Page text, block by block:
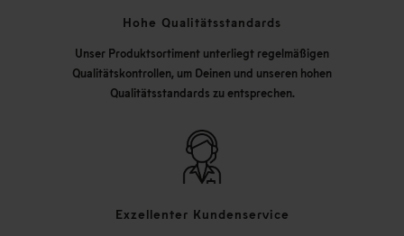
Hohe Qualitätsstandards
Unser Produktsortiment unterliegt regelmäßigen
Qualitätskontrollen, um Deinen und unseren hohen
Qualitätsstandards zu entsprechen.
Exzellenter Kundenservice